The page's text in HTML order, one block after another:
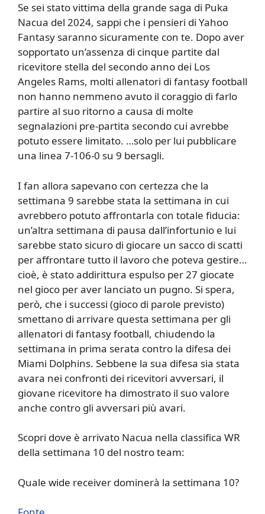
Se sei stato vittima della grande saga di Puka
Nacua del 2024, sappi che i pensieri di Yahoo
Fantasy saranno sicuramente con te. Dopo aver
sopportato un’assenza di cinque partite dal
ricevitore stella del secondo anno dei Los
Angeles Rams, molti allenatori di fantasy football
non hanno nemmeno avuto il coraggio di farlo
partire al suo ritorno a causa di molte
segnalazioni pre-partita secondo cui avrebbe
potuto essere limitato. …solo per lui pubblicare
una linea 7-106-0 su 9 bersagli.
I fan allora sapevano con certezza che la
settimana 9 sarebbe stata la settimana in cui
avrebbero potuto affrontarla con totale fiducia:
un’altra settimana di pausa dall’infortunio e lui
sarebbe stato sicuro di giocare un sacco di scatti
per affrontare tutto il lavoro che poteva gestire…
cioè, è stato addirittura espulso per 27 giocate
nel gioco per aver lanciato un pugno. Si spera,
però, che i successi (gioco di parole previsto)
smettano di arrivare questa settimana per gli
allenatori di fantasy football, chiudendo la
settimana in prima serata contro la difesa dei
Miami Dolphins. Sebbene la sua difesa sia stata
avara nei confronti dei ricevitori avversari, il
giovane ricevitore ha dimostrato il suo valore
anche contro gli avversari più avari.
Scopri dove è arrivato Nacua nella classifica WR
della settimana 10 del nostro team:
Quale wide receiver dominerà la settimana 10?